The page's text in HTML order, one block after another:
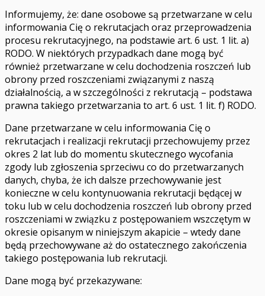
Informujemy, że: dane osobowe są przetwarzane w celu
informowania Cię o rekrutacjach oraz przeprowadzenia
procesu rekrutacyjnego, na podstawie art. 6 ust. 1 lit. a)
RODO. W niektórych przypadkach dane mogą być
również przetwarzane w celu dochodzenia roszczeń lub
obrony przed roszczeniami związanymi z naszą
działalnością, a w szczególności z rekrutacją – podstawa
prawna takiego przetwarzania to art. 6 ust. 1 lit. f) RODO.
Dane przetwarzane w celu informowania Cię o
rekrutacjach i realizacji rekrutacji przechowujemy przez
okres 2 lat lub do momentu skutecznego wycofania
zgody lub zgłoszenia sprzeciwu co do przetwarzanych
danych, chyba, że ich dalsze przechowywanie jest
konieczne w celu kontynuowania rekrutacji będącej w
toku lub w celu dochodzenia roszczeń lub obrony przed
roszczeniami w związku z postępowaniem wszczętym w
okresie opisanym w niniejszym akapicie – wtedy dane
będą przechowywane aż do ostatecznego zakończenia
takiego postępowania lub rekrutacji.
Dane mogą być przekazywane: